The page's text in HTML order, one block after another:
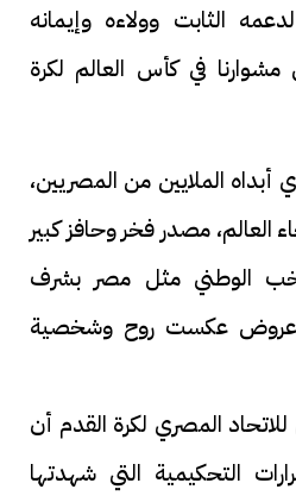
الثابت وولاءه وإيمانه
في كأس العالم لكرة
أبداه الملايين من المصريين،
العالم، مصدر فخر وحافز كبير
الوطني مثل مصر بشرف
عروض عكست روح وشخصية
المصري لكرة القدم أن
التحكيمية التي شهدتها